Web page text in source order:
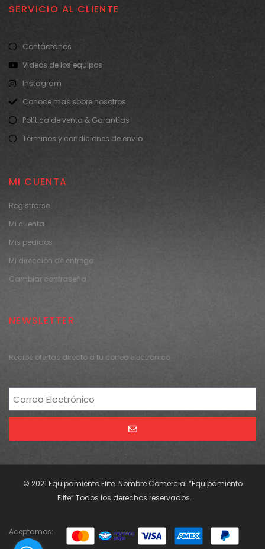
SERVICIO AL CLIENTE
Contáctanos
Videos de los equipos
Instagram
Conoce mas sobre nosotros
Política de venta & Garantías
Términos y condiciones de envío
MI CUENTA
Registrarse
Mi cuenta
Mis pedidos
Mi dirección de entrega
Cambiar contraseña
NEWSLETTER
Recibe ofertas directo a tu correo electrónico
© 2021 Equipamiento Elite. Nombre Comercial “Equipamiento
Elite” Todos los derechos reservados.
Aceptamos: